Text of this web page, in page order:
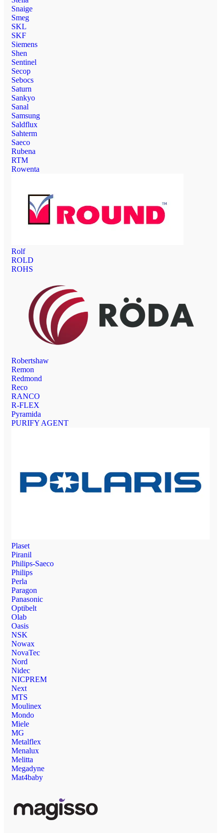
Snaige
Smeg
SKL
SKF
Siemens
Shen
Sentinel
Secop
Sebocs
Saturn
Sankyo
Sanal
Samsung
Saldflux
Sahterm
Saeco
Rubena
RTM
Rowenta
Rolf
ROLD
ROHS
Robertshaw
Remon
Redmond
Reco
RANCO
R-FLEX
Pyramida
PURIFY AGENT
Plaset
Piranil
Philips-Saeco
Philips
Perla
Paragon
Panasonic
Optibelt
Olab
Oasis
NSK
Nowax
NovaTec
Nord
Nidec
NICPREM
Next
MTS
Moulinex
Mondo
Miele
MG
Metalflex
Menalux
Melitta
Megadyne
Mat4baby